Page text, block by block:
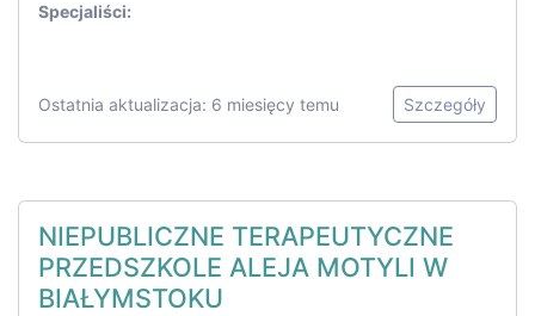
Specjaliści:
Ostatnia aktualizacja: 6 miesięcy temu Szczegóły
NIEPUBLICZNE TERAPEUTYCZNE
PRZEDSZKOLE ALEJA MOTYLI W
BIAŁYMSTOKU